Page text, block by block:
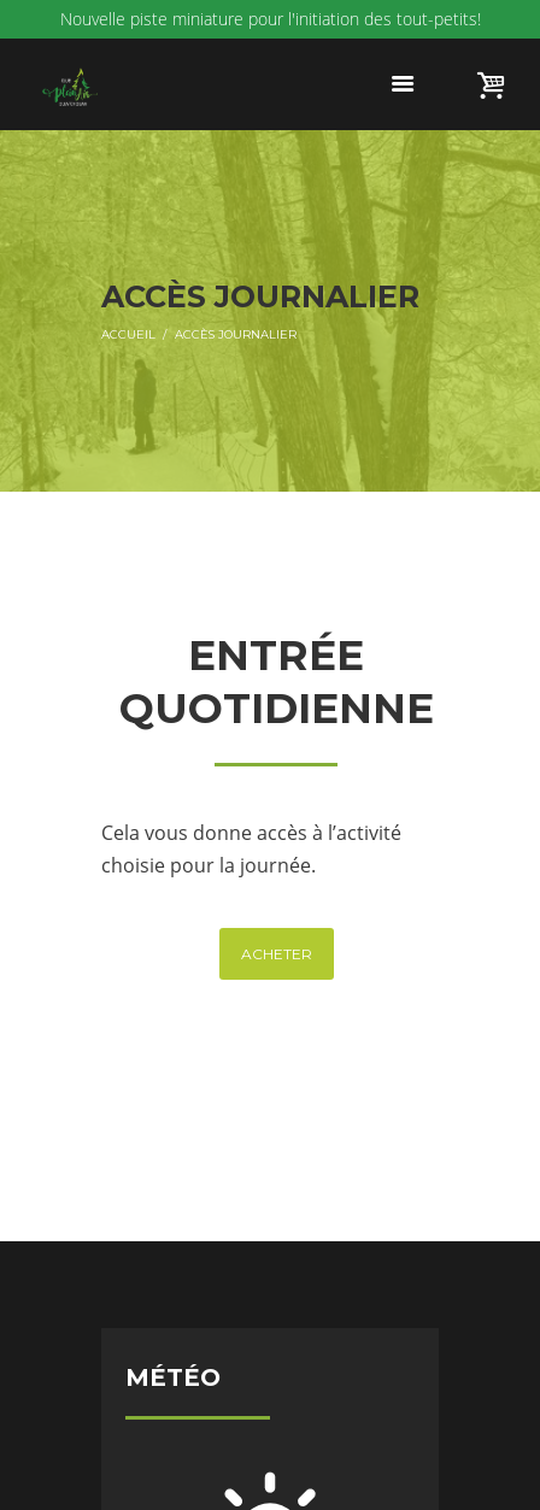
Nouvelle piste miniature pour l'initiation des tout-petits!
ACCÈS JOURNALIER
ACCUEIL ACCÈS JOURNALIER
ENTRÉE
QUOTIDIENNE
Cela vous donne accès à l’activité
choisie pour la journée.
ACHETER
MÉTÉO